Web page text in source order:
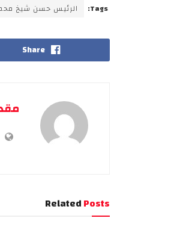
Tags: الرئيس حسن شيخ
Share
RelatedPosts